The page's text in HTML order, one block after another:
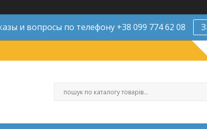
и вопросы по телефону +38 099 774 62 08